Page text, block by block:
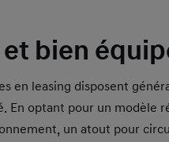
bien
en leasing disposent
En optant pour un modèle
un atout pour